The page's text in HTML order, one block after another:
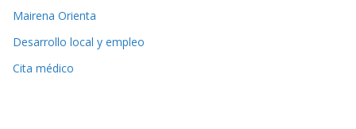
Mairena Orienta
Desarrollo local y empleo
Cita médico